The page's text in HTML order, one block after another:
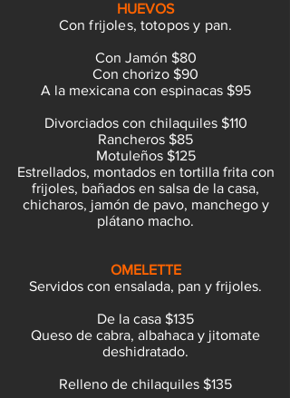
HUEVOS
Con frijoles, totopos y pan.
Con Jamón $80
Con chorizo $90
A la mexicana con espinacas $95
Divorciados con chilaquiles $110
Rancheros $85
Motuleños $125
Estrellados, montados en tortilla frita con
frijoles, bañados en salsa de la casa,
chicharos, jamón de pavo, manchego y
plátano macho.
OMELETTE
Servidos con ensalada, pan y frijoles.
De la casa $135
Queso de cabra, albahaca y jitomate
deshidratado.
Relleno de chilaquiles $135